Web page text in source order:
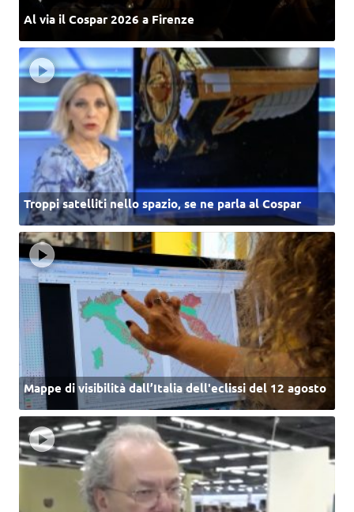
Al via il Cospar 2026 a Firenze
Troppi satelliti nello spazio, se ne parla al Cospar
Mappe di visibilità dall’Italia dell'eclissi del 12 agosto